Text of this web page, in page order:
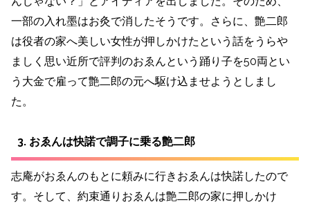
一部の入れ墨はお灸で消したそうです。さらに、艶二郎
は役者の家へ美しい女性が押しかけたという話をうらや
ましく思い近所で評判のおゑんという踊り子を50両とい
う大金で雇って艶二郎の元へ駆け込ませようとしまし
た。
3. おゑんは快諾で調子に乗る艶二郎
志庵がおゑんのもとに頼みに行きおゑんは快諾したので
す。そして、約束通りおゑんは艶二郎の家に押しかけ